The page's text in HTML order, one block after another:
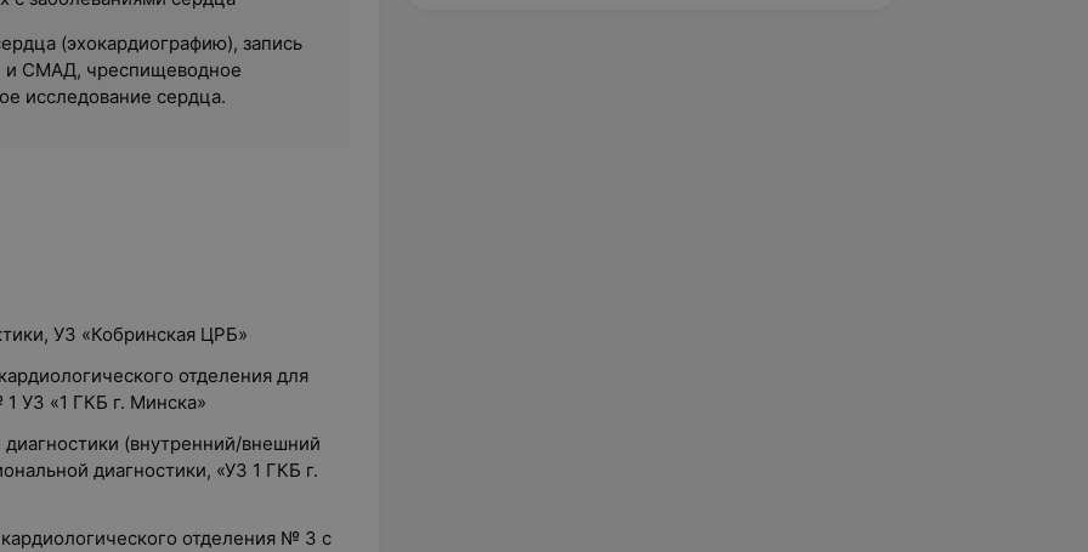
(эхокардиографию), запись
СМАД, чреспищеводное
исследование сердца.
УЗ «Кобринская ЦРБ»
отделения для
УЗ «1 ГКБ г. Минска»
(внутренний/внешний
диагностики, «УЗ 1 ГКБ г.
отделения № 3 с